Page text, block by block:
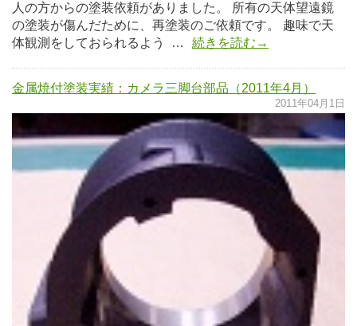
人の方からの塗装依頼がありました。 所有の天体望遠鏡
の塗装が傷んだために、再塗装のご依頼です。 趣味で天
体観測をしておられるよう …
続きを読む→
金属焼付塗装実績：カメラ三脚台部品（2011年4月）
2011年04月1日